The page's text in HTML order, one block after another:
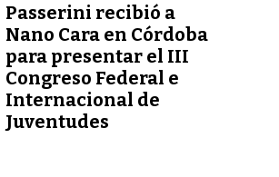
Passerini recibió a
Nano Cara en Córdoba
para presentar el III
Congreso Federal e
Internacional de
Juventudes